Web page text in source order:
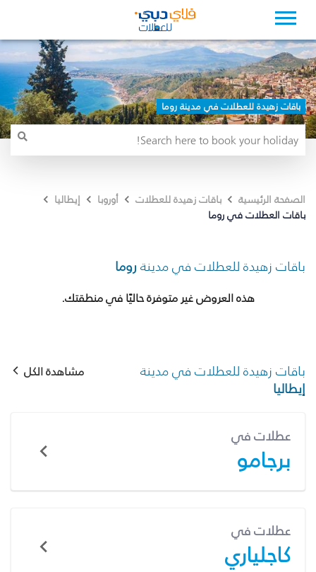
باقات زهيدة للعطلات في مدينة روما
الصفحة الرئيسية باقات زهيدة للعطلات أوروبا
إيطاليا
باقات العطلات في روما
باقات زهيدة للعطلات في مدينة روما
هذه العروض غير متوفرة حاليًا في منطقتك.
باقات زهيدة للعطلات في مدينة
إيطاليا
مشاهدة الكل
عطلات في
برجامو
عطلات في
كاجلياري